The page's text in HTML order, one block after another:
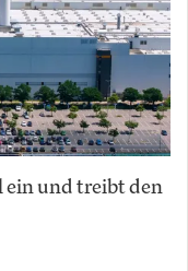
und treibt den